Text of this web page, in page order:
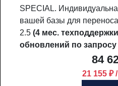
SPECIAL.
вашей базы для
2.5 (4 мес.
обновлений по
84
21 155 ₽